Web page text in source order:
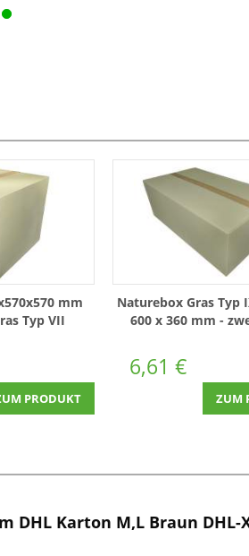
mm
Typ VII
PRODUKT
Naturebox Gras Typ
600 x 360 mm -
6,61 €
ZUM
DHL Karton M,L Braun DHL-